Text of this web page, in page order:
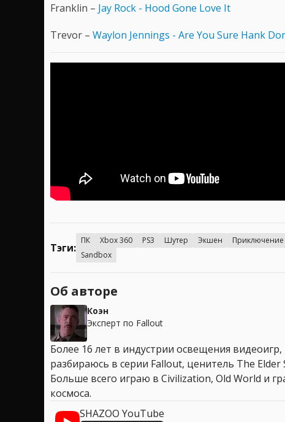
Franklin – Jay Rock - Hood Gone Love It
Trevor – Waylon Jennings - Are You Sure Hank
Тэги:
ПК Xbox 360 PS3 Шутер Экшен Приключение
Sandbox
Об авторе
Коэн
Эксперт по Fallout
Более 16 лет в индустрии освещения
разбираюсь в серии Fallout, ценитель The
Больше всего играю в Civilization, Old World и
космоса.
SHAZOO YouTube